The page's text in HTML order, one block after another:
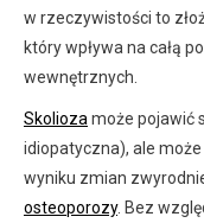
w rzeczywistości to
który wpływa na całą
wewnętrznych.
Skolioza może pojawić
idiopatyczna), ale
wyniku zmian
osteoporozy. Bez